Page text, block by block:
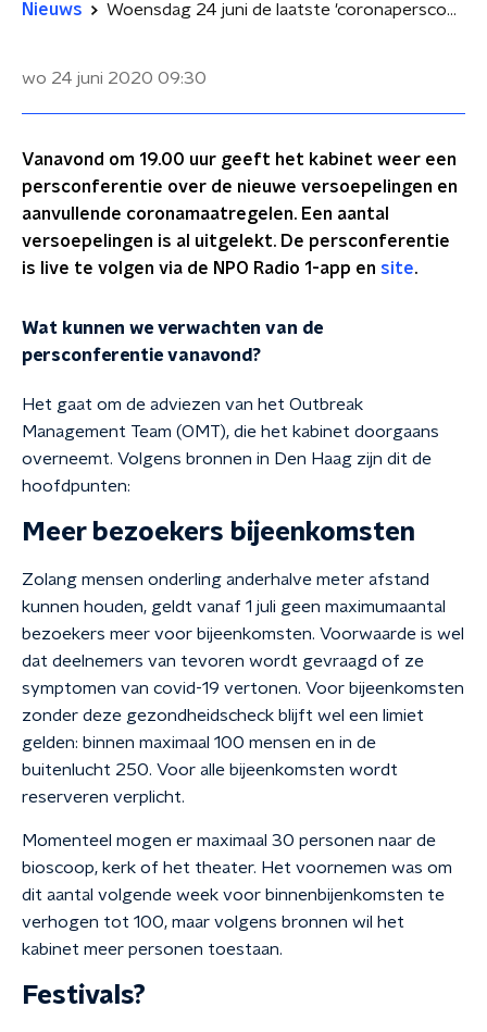
Nieuws Woensdag 24 juni de laatste 'coronapersconferentie' van Rutte: wat kunnen we verwachten?
wo 24 juni 2020 09:30
Vanavond om 19.00 uur geeft het kabinet weer een
persconferentie over de nieuwe versoepelingen en
aanvullende coronamaatregelen. Een aantal
versoepelingen is al uitgelekt. De persconferentie
is live te volgen via de NPO Radio 1-app en site.
Wat kunnen we verwachten van de
persconferentie vanavond?
Het gaat om de adviezen van het Outbreak
Management Team (OMT), die het kabinet doorgaans
overneemt. Volgens bronnen in Den Haag zijn dit de
hoofdpunten:
Meer bezoekers bijeenkomsten
Zolang mensen onderling anderhalve meter afstand
kunnen houden, geldt vanaf 1 juli geen maximumaantal
bezoekers meer voor bijeenkomsten. Voorwaarde is wel
dat deelnemers van tevoren wordt gevraagd of ze
symptomen van covid-19 vertonen. Voor bijeenkomsten
zonder deze gezondheidscheck blijft wel een limiet
gelden: binnen maximaal 100 mensen en in de
buitenlucht 250. Voor alle bijeenkomsten wordt
reserveren verplicht.
Momenteel mogen er maximaal 30 personen naar de
bioscoop, kerk of het theater. Het voornemen was om
dit aantal volgende week voor binnenbijenkomsten te
verhogen tot 100, maar volgens bronnen wil het
kabinet meer personen toestaan.
Festivals?